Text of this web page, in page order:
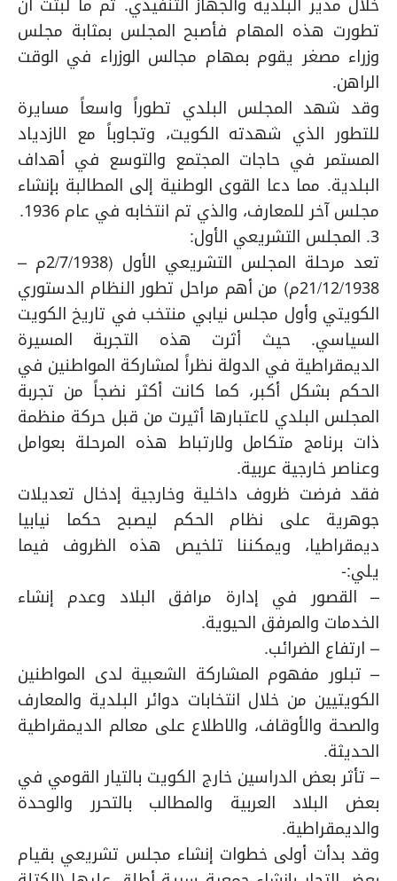
تطورت هذه المهام فأصبح المجلس بمثابة مجلس
وزراء مصغر يقوم بمهام مجالس الوزراء في الوقت
الراهن.
وقد شهد المجلس البلدي تطوراً واسعاً مسايرة
للتطور الذي شهدته الكويت، وتجاوباً مع الازدياد
المستمر في حاجات المجتمع والتوسع في أهداف
البلدية. مما دعا القوى الوطنية إلى المطالبة بإنشاء
مجلس آخر للمعارف، والذي تم انتخابه في عام 1936.
3. المجلس التشريعي الأول:
تعد مرحلة المجلس التشريعي الأول (2/7/1938م –
21/12/1938م) من أهم مراحل تطور النظام الدستوري
الكويتي وأول مجلس نيابي منتخب في تاريخ الكويت
السياسي. حيث أثرت هذه التجربة المسيرة
الديمقراطية في الدولة نظراً لمشاركة المواطنين في
الحكم بشكل أكبر، كما كانت أكثر نضجاً من تجربة
المجلس البلدي لاعتبارها أثيرت من قبل حركة منظمة
ذات برنامج متكامل ولارتباط هذه المرحلة بعوامل
وعناصر خارجية عربية.
فقد فرضت ظروف داخلية وخارجية إدخال تعديلات
جوهرية على نظام الحكم ليصبح حكما نيابيا
ديمقراطيا، ويمكننا تلخيص هذه الظروف فيما
يلي:-
– القصور في إدارة مرافق البلاد وعدم إنشاء
الخدمات والمرفق الحيوية.
– ارتفاع الضرائب.
– تبلور مفهوم المشاركة الشعبية لدى المواطنين
الكويتيين من خلال انتخابات دوائر البلدية والمعارف
والصحة والأوقاف، والاطلاع على معالم الديمقراطية
الحديثة.
– تأثر بعض الدراسين خارج الكويت بالتيار القومي في
بعض البلاد العربية والمطالب بالتحرر والوحدة
والديمقراطية.
وقد بدأت أولى خطوات إنشاء مجلس تشريعي بقيام